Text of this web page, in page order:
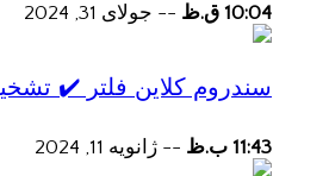
10:04 ق.ظ -- جولای 31, 2024
سندروم کلاین فلتر ✔️
11:43 ب.ظ -- ژانویه 11, 2024